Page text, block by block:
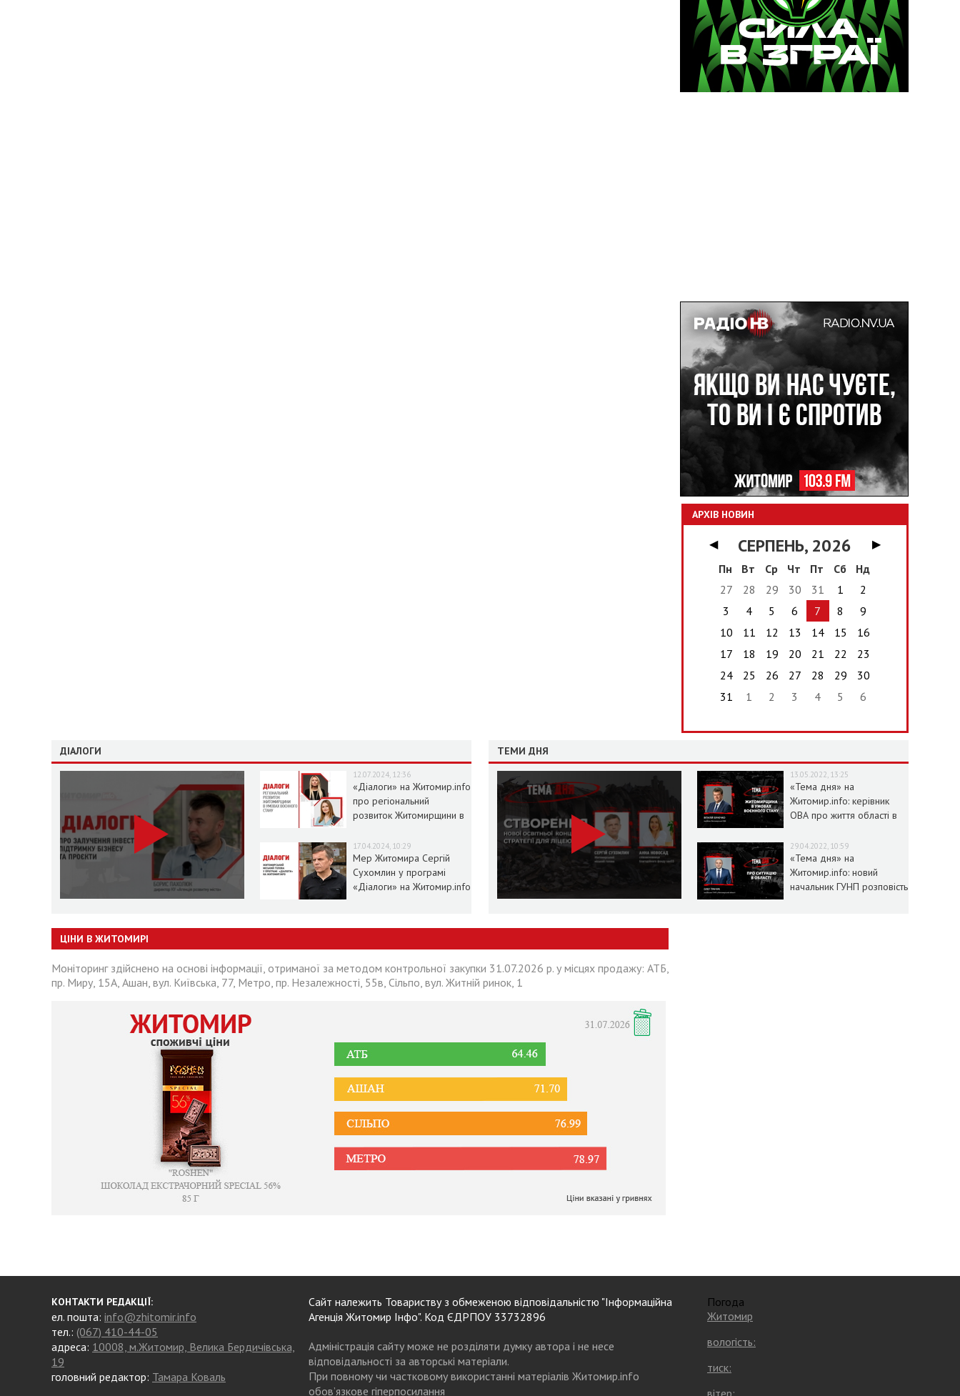
АРХІВ НОВИН
◀ СЕРПЕНЬ, 2026
▶
Пн
Вт Ср Чт Пт Сб
Нд
27
28 29 30 31 1
2
3
4 5 6 7 8
9
10
11 12 13 14 15
16
17
18 19 20 21 22
23
24
25 26 27 28 29
30
31
1 2 3 4 5 6
ДІАЛОГИ
12.07.2024, 12:36
«Діалоги» на Житомир.info
про регіональний
розвиток Житомирщини в
17.04.2024, 10:29
Мер Житомира Сергій
Сухомлин у програмі
«Діалоги» на Житомир.info
ТЕМИ ДНЯ
13.05.2022, 13:25
«Тема дня» на
Житомир.info: керівник
ОВА про життя області в
29.04.2022, 10:59
«Тема дня» на
Житомир.info: новий
начальник ГУНП розповість
ЦІНИ В ЖИТОМИРІ
Моніторинг здійснено на основі інформації, отриманої за методом контрольної закупки 31.07.2026 р. у місцях продажу: АТБ,
пр. Миру, 15А, Ашан, вул. Київська, 77, Метро, пр. Незалежності, 55в, Сільпо, вул. Житній ринок, 1
КОНТАКТИ РЕДАКЦІЇ:
ел. пошта: info@zhitomir.info
тел.: (067) 410-44-05
адреса: 10008, м.Житомир, Велика Бердичівська,
19
головний редактор: Тамара Коваль
Сайт належить Товариству з обмеженою відповідальністю "Інформаційна
Агенція Житомир Інфо". Код ЄДРПОУ 33732896
Адміністрація сайту може не розділяти думку автора і не несе
відповідальності за авторські матеріали.
При повному чи частковому використанні матеріалів Житомир.info
обов’язкове гіперпосилання
Погода
Житомир
вологість:
тиск:
вітер: